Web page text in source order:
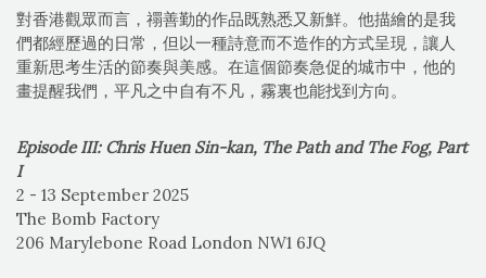
對香港觀眾而言，禤善勤的作品既熟悉又新鮮。他描繪的是我
們都經歷過的日常，但以一種詩意而不造作的方式呈現，讓人
重新思考生活的節奏與美感。在這個節奏急促的城市中，他的
畫提醒我們，平凡之中自有不凡，霧裏也能找到方向。
Episode III: Chris Huen Sin-kan, The Path and The Fog, Part
I
2 - 13 September 2025
The Bomb Factory
206 Marylebone Road London NW1 6JQ